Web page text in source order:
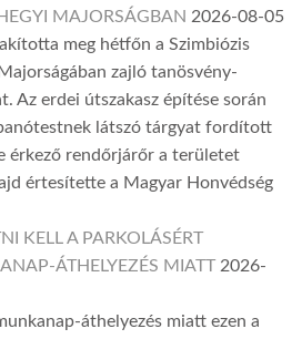
MAJORSÁGBAN 2026-08-05
meg hétfőn a Szimbiózis
zajló tanösvény-
Az erdei útszakasz építése során
látszó tárgyat fordított
érkező rendőrjárőr a területet
értesítette a Magyar Honvédség
KELL A PARKOLÁSÉRT
ÁTHELYEZÉS MIATT 2026-
áthelyezés miatt ezen a